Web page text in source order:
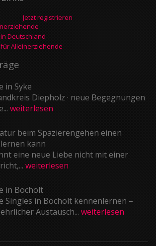
Jetzt registrieren
Deutschland
Alleinerziehende
in Syke
Diepholz · neue Begegnungen
weiterlesen
beim Spazierengehen einen
kann
eine neue Liebe nicht mit einer
weiterlesen
in Bocholt
Singles in Bocholt kennenlernen –
Austausch... weiterlesen